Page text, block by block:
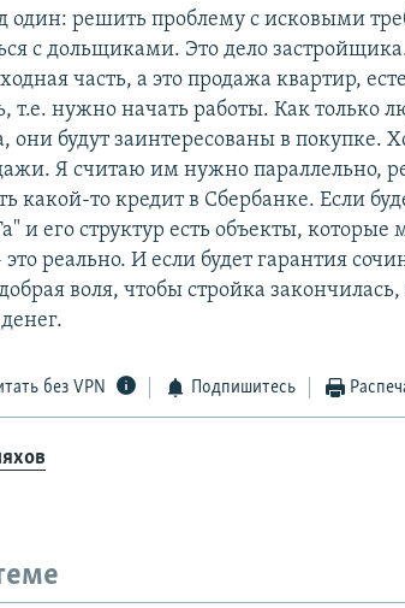
один: решить проблему с исковыми
с дольщиками. Это дело
часть, а это продажа квартир,
т.е. нужно начать работы. Как только
они будут заинтересованы в покупке.
Я считаю им нужно параллельно,
какой-то кредит в Сбербанке. Если
и его структур есть объекты, которые
это реально. И если будет гарантия
воля, чтобы стройка закончилась,
без VPN Подпишитесь